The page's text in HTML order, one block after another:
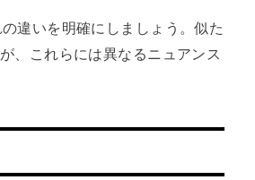
違いを明確にしましょう。似た
、これらには異なるニュアンス